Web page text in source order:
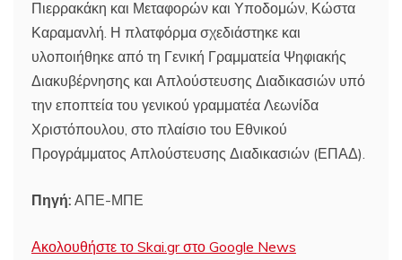
Πιερρακάκη και Μεταφορών και Υποδομών, Κώστα
Καραμανλή. Η πλατφόρμα σχεδιάστηκε και
υλοποιήθηκε από τη Γενική Γραμματεία Ψηφιακής
Διακυβέρνησης και Απλούστευσης Διαδικασιών υπό
την εποπτεία του γενικού γραμματέα Λεωνίδα
Χριστόπουλου, στο πλαίσιο του Εθνικού
Προγράμματος Απλούστευσης Διαδικασιών (ΕΠΑΔ).
Πηγή: ΑΠΕ-ΜΠΕ
Ακολουθήστε το Skai.gr στο Google News